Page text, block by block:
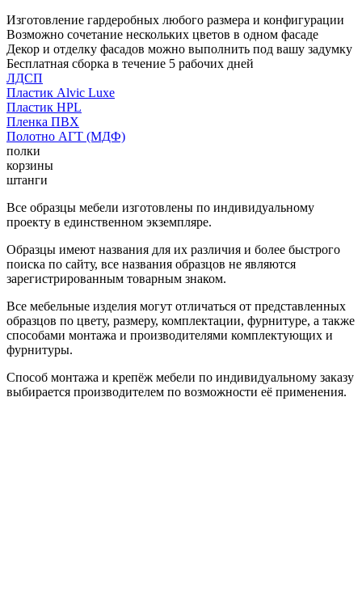
Изготовление гардеробных любого размера и конфигурации
Возможно сочетание нескольких цветов в одном фасаде
Декор и отделку фасадов можно выполнить под вашу задумку
Бесплатная сборка в течение 5 рабочих дней
ЛДСП
Пластик Alvic Luxe
Пластик HPL
Пленка ПВХ
Полотно АГТ (МДФ)
полки
корзины
штанги
Все образцы мебели изготовлены по индивидуальному
проекту в единственном экземпляре.
Образцы имеют названия для их различия и более быстрого
поиска по сайту, все названия образцов не являются
зарегистрированным товарным знаком.
Все мебельные изделия могут отличаться от представленных
образцов по цвету, размеру, комплектации, фурнитуре, а также
способами монтажа и производителями комплектующих и
фурнитуры.
Способ монтажа и крепёж мебели по индивидуальному заказу
выбирается производителем по возможности её применения.